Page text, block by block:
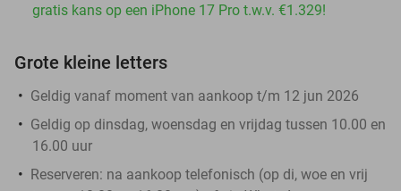
gratis kans op een iPhone 17 Pro t.w.v. €1.329!
Grote kleine letters
Geldig vanaf moment van aankoop t/m 12 jun 2026
Geldig op dinsdag, woensdag en vrijdag tussen 10.00 en
16.00 uur
Reserveren: na aankoop telefonisch (op di, woe en vrij